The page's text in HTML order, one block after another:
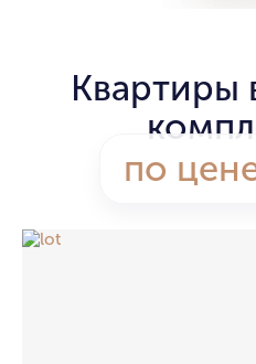
Квартиры
по